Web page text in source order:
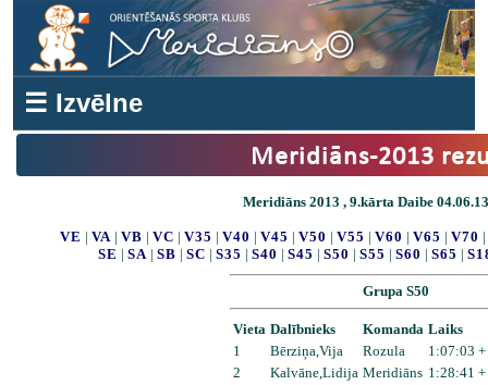
☰ Izvēlne
Meridiāns-2013
Meridiāns 2013 , 9.kārta Daibe
VE | VA | VB | VC | V35 | V40 | V45 | V50 | V55 | V60 | V65 | V70 |
SE | SA| SB | SC | S35 | S40 | S45 | S50 | S55 | S60 | S65 |
Grupa S50
Vieta Dalībnieks Komanda Laiks
1
Bērziņa,Vija Rozula
1:07:03
2
Kalvāne,Lidija Meridiāns 1:28:41